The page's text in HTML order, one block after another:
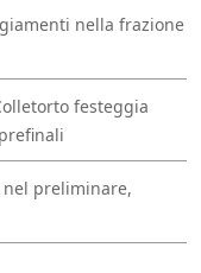
nella frazione
festeggia
nel preliminare,